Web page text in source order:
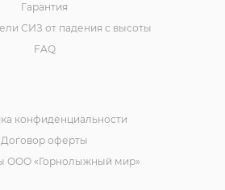
Гарантия
СИЗ от падения с высоты
FAQ
конфиденциальности
Договор оферты
ООО «Горнолыжный мир»